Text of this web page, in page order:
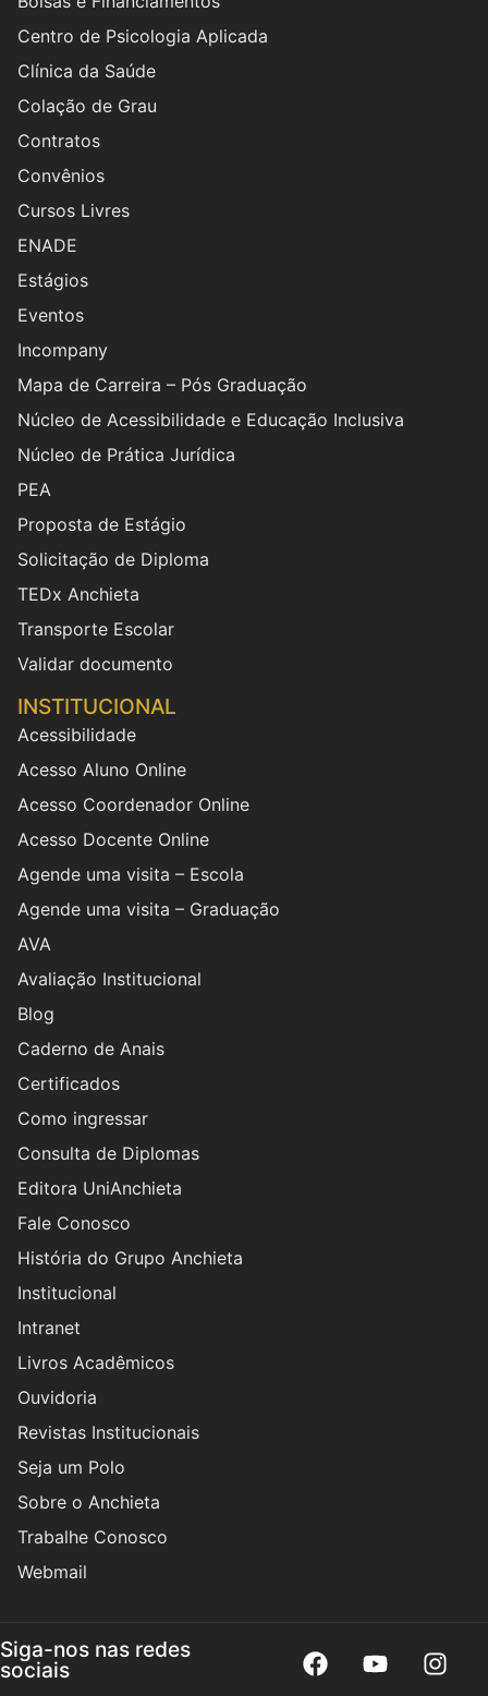
Centro de Psicologia Aplicada
Clínica da Saúde
Colação de Grau
Contratos
Convênios
Cursos Livres
ENADE
Estágios
Eventos
Incompany
Mapa de Carreira – Pós Graduação
Núcleo de Acessibilidade e Educação Inclusiva
Núcleo de Prática Jurídica
PEA
Proposta de Estágio
Solicitação de Diploma
TEDx Anchieta
Transporte Escolar
Validar documento
INSTITUCIONAL
Acessibilidade
Acesso Aluno Online
Acesso Coordenador Online
Acesso Docente Online
Agende uma visita – Escola
Agende uma visita – Graduação
AVA
Avaliação Institucional
Blog
Caderno de Anais
Certificados
Como ingressar
Consulta de Diplomas
Editora UniAnchieta
Fale Conosco
História do Grupo Anchieta
Institucional
Intranet
Livros Acadêmicos
Ouvidoria
Revistas Institucionais
Seja um Polo
Sobre o Anchieta
Trabalhe Conosco
Webmail
Siga-nos nas redes
sociais